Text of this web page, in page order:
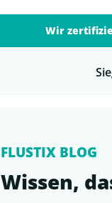
Wir
FLUSTIX BLOG
Wissen,